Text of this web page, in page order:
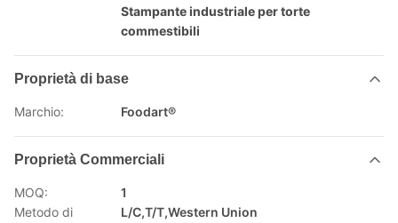
Stampante industriale per torte
commestibili
Proprietà di base
Marchio: Foodart®
Proprietà Commerciali
MOQ:
1
Metodo di
L/C,T/T,Western Union